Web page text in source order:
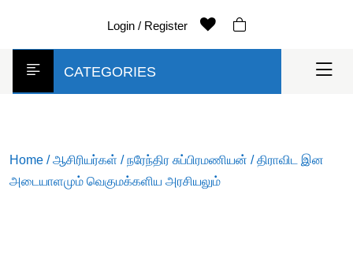
Login / Register
CATEGORIES
Home /ஆசிரியர்கள் /நரேந்திர சுப்பிரமணியன் / திராவிட இன
அடையாளமும் வெகுமக்களிய அரசியலும்